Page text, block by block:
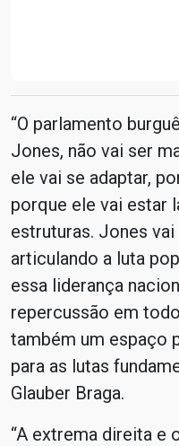
“O parlamento
Jones, não vai ser
ele vai se adaptar,
porque ele vai estar
estruturas. Jones
articulando a luta
essa liderança
repercussão em
também um espaço
para as lutas
Glauber Braga.
“A extrema direita e